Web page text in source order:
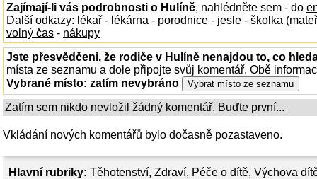
Hlavní rubriky: Těhotenství, Zdraví, Péče o dítě, Výchova
Zajímají-li vás podrobnosti o Hulíně, nahlédněte sem - do
Další odkazy: lékař - lékárna - porodnice - jesle - školka
volný čas - nákupy
Jste přesvědčeni, že rodiče v Hulíně nenajdou to, co
místa ze seznamu a dole připojte svůj komentář. Obě
Vybrané místo: zatím nevybráno
Zatím sem nikdo nevložil žádný komentář. Buďte první...
Vkládání nových komentářů bylo dočasně pozastaveno.